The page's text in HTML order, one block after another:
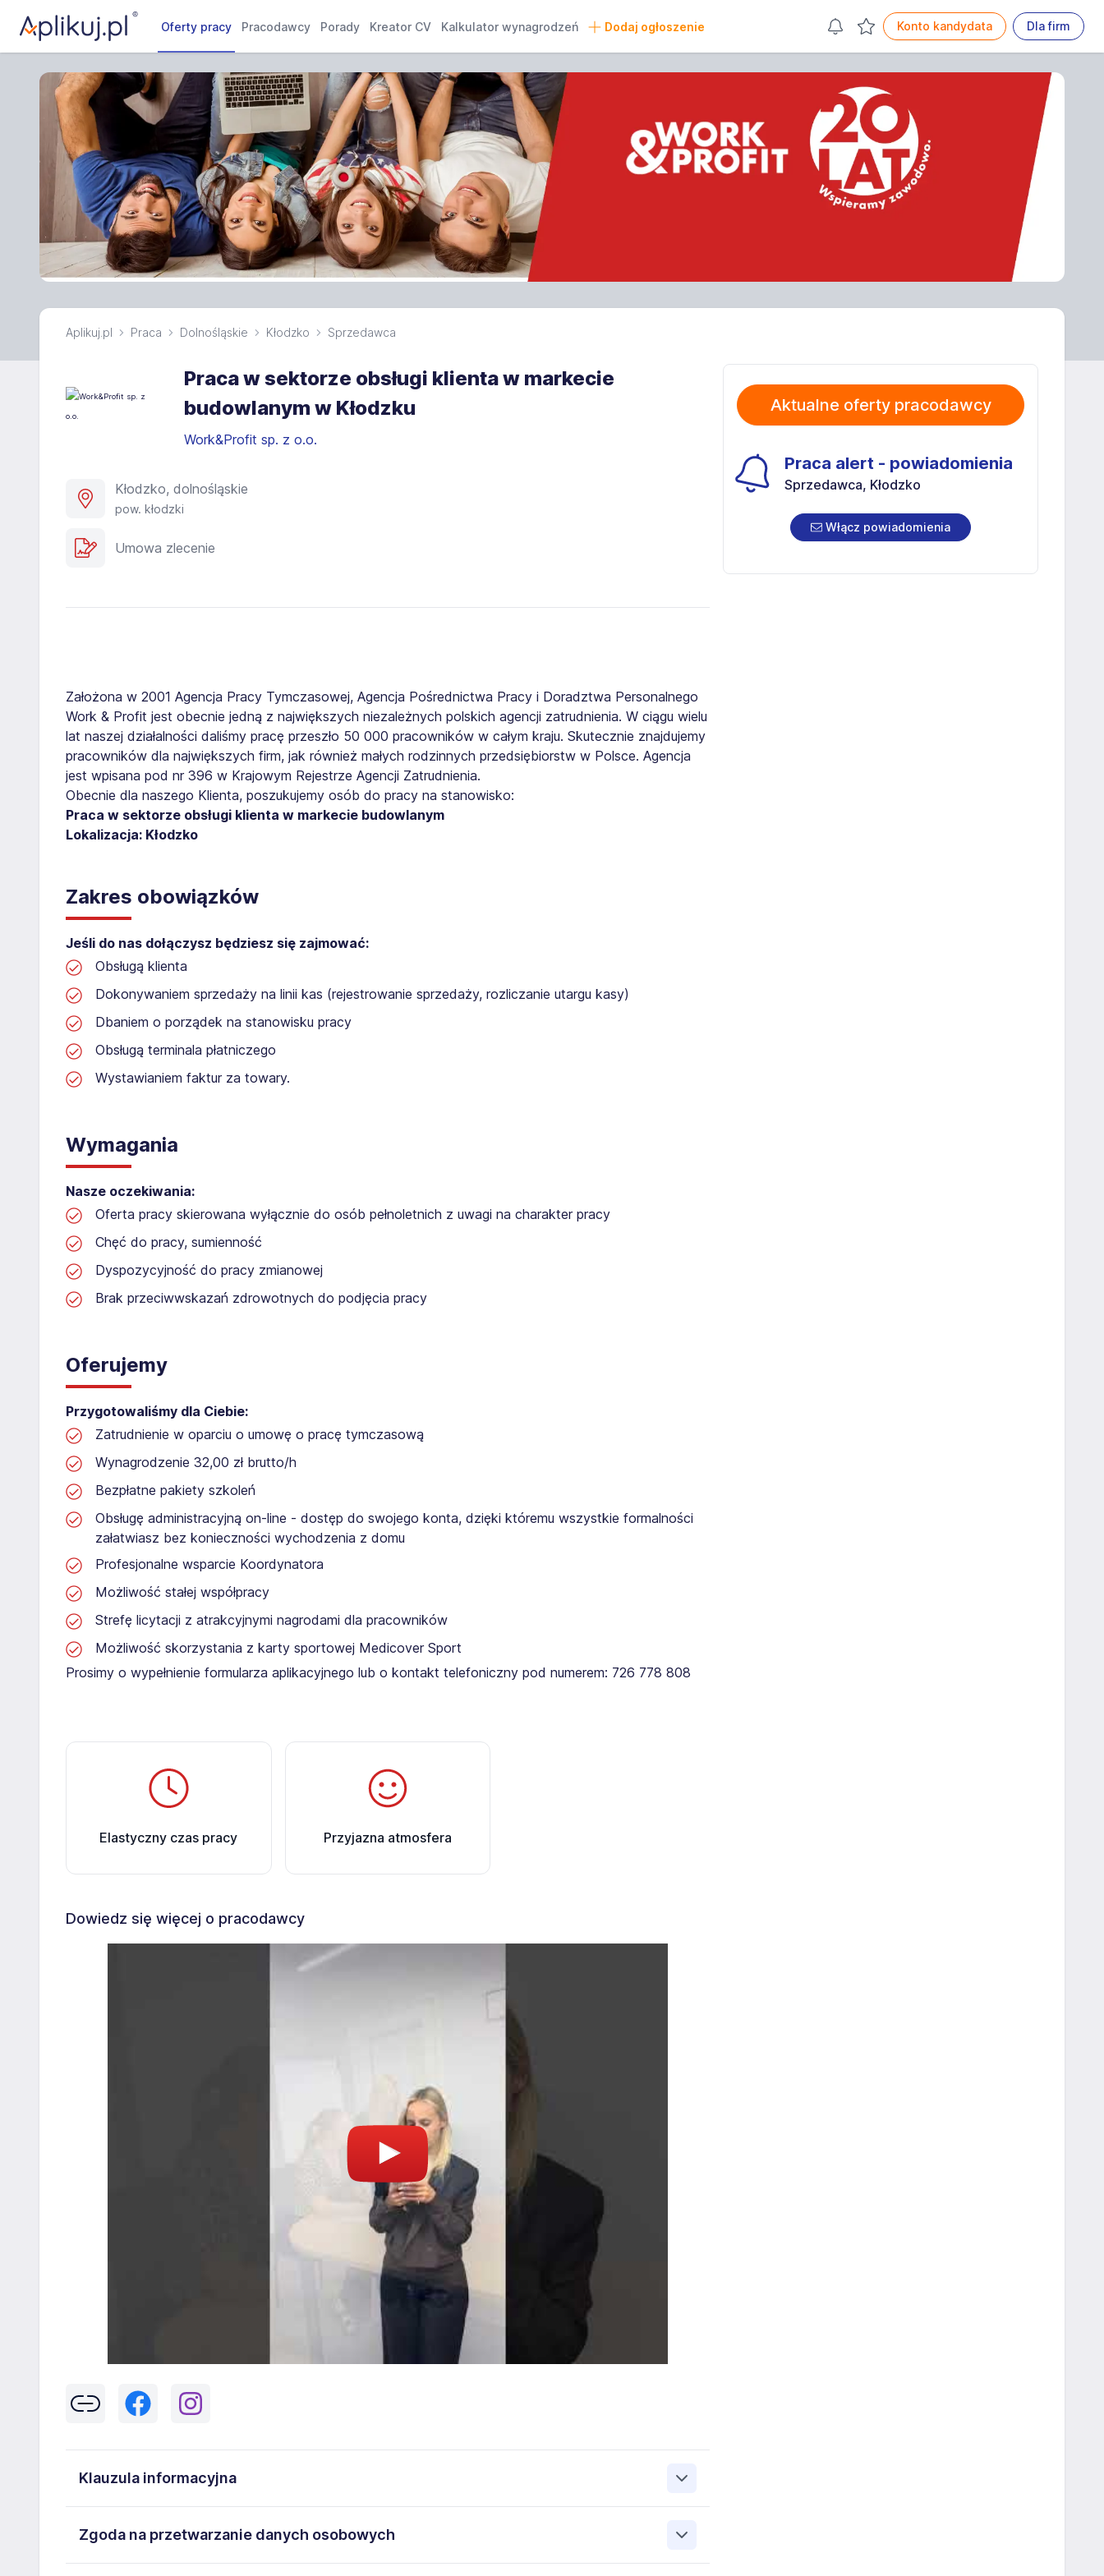
Oferty pracy Pracodawcy Porady Kreator CV Kalkulator wynagrodzeń Dodaj ogłoszenie Konto kandydata Dla firm
Aplikuj.pl Praca Dolnośląskie Kłodzko Sprzedawca
Praca w sektorze obsługi klienta w markecie
budowlanym w Kłodzku
Work&Profit sp. z o.o.
Kłodzko, dolnośląskie
pow. kłodzki
Umowa zlecenie
Założona w 2001 Agencja Pracy Tymczasowej, Agencja Pośrednictwa Pracy i Doradztwa Personalnego
Work & Profit jest obecnie jedną z największych niezależnych polskich agencji zatrudnienia. W ciągu wielu
lat naszej działalności daliśmy pracę przeszło 50 000 pracowników w całym kraju. Skutecznie znajdujemy
pracowników dla największych firm, jak również małych rodzinnych przedsiębiorstw w Polsce. Agencja
jest wpisana pod nr 396 w Krajowym Rejestrze Agencji Zatrudnienia.
Obecnie dla naszego Klienta, poszukujemy osób do pracy na stanowisko:
Praca w sektorze obsługi klienta w markecie budowlanym
Lokalizacja: Kłodzko
Zakres obowiązków
Jeśli do nas dołączysz będziesz się zajmować:
Obsługą klienta
Dokonywaniem sprzedaży na linii kas (rejestrowanie sprzedaży, rozliczanie utargu kasy)
Dbaniem o porządek na stanowisku pracy
Obsługą terminala płatniczego
Wystawianiem faktur za towary.
Wymagania
Nasze oczekiwania:
Oferta pracy skierowana wyłącznie do osób pełnoletnich z uwagi na charakter pracy
Chęć do pracy, sumienność
Dyspozycyjność do pracy zmianowej
Brak przeciwwskazań zdrowotnych do podjęcia pracy
Oferujemy
Przygotowaliśmy dla Ciebie:
Zatrudnienie w oparciu o umowę o pracę tymczasową
Wynagrodzenie 32,00 zł brutto/h
Bezpłatne pakiety szkoleń
Obsługę administracyjną on-line - dostęp do swojego konta, dzięki któremu wszystkie formalności
załatwiasz bez konieczności wychodzenia z domu
Profesjonalne wsparcie Koordynatora
Możliwość stałej współpracy
Strefę licytacji z atrakcyjnymi nagrodami dla pracowników
Możliwość skorzystania z karty sportowej Medicover Sport
Prosimy o wypełnienie formularza aplikacyjnego lub o kontakt telefoniczny pod numerem: 726 778 808
Elastyczny czas pracy Przyjazna atmosfera
Dowiedz się więcej o pracodawcy
Klauzula informacyjna
43-300 Bielsko-Biała danych osobowych zawartych w zgłoszeniu rekrutacyjnym w celu prowadzenia rekrutacji
Zgoda na przetwarzanie danych osobowych
Aktualne oferty pracodawcy
Praca alert - powiadomienia
Sprzedawca, Kłodzko
Włącz powiadomienia